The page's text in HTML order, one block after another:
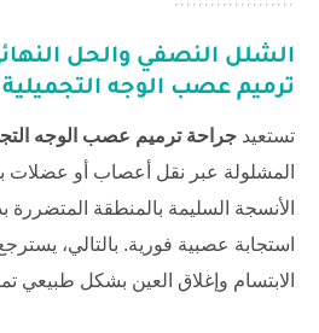
الشلل النصفي والحل
ترميم عصب الوجه التجميلية
تستعيد جراحة ترميم عصب الوجه
المشلولة عبر نقل أعصاب أو عضلات
الأنسجة السليمة بالمنطقة
استجابة عصبية فورية. بالتالي،
الابتسام وإغلاق العين بشكل طبيعي